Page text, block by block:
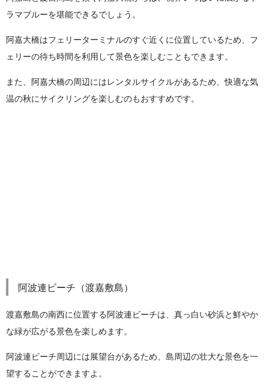
ラマブルーを堪能できるでしょう。
阿嘉大橋はフェリーターミナルのすぐ近くに位置しているため、フ
ェリーの待ち時間を利用して景色を楽しむこともできます。
また、阿嘉大橋の周辺にはレンタルサイクルがあるため、快適な気
温の秋にサイクリングを楽しむのもおすすめです。
阿波連ビーチ（渡嘉敷島）
渡嘉敷島の南西に位置する阿波連ビーチは、真っ白い砂浜と鮮やか
な緑が広がる景色を楽しめます。
阿波連ビーチ周辺には展望台があるため、島周辺の壮大な景色を一
望することができますよ。